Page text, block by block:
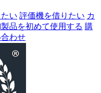
い 評価機を借りたい カ
製品を初めて使用する 購
わせ